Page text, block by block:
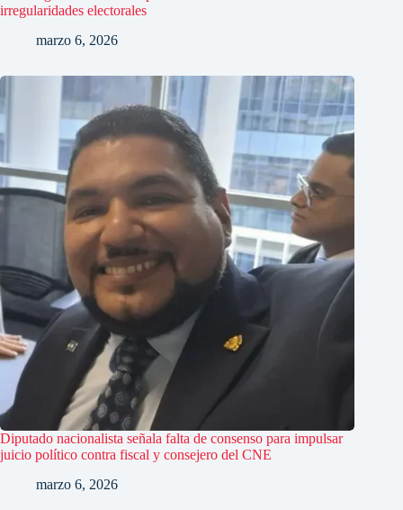
irregularidades electorales
marzo 6, 2026
Diputado nacionalista señala falta de consenso para impulsar
juicio político contra fiscal y consejero del CNE
marzo 6, 2026